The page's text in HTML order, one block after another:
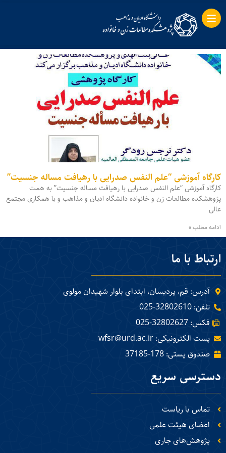
کارگاه آموزشی “علم النفس صدرایی با رهیافت مساله جنسیت”
کارگاه آموزشی “علم النفس صدرایی با رهیافت مساله جنسیت” به همت
پژوهشکده مطالعات زن و خانواده دانشگاه ادیان و مذاهب و با همکاری مجتمع
عالی
ادامه مطلب »
ارتباط با ما
آدرس: قم، پردیسان، ابتدای بلوار شهیدان مولوی
تلفن: 32802610-025
فکس: 32802627-025
پست الکترونیکی: wfsr@urd.ac.ir
صندوق پستی: 178-37185
دسترسی سریع
تماس با ریاست
اعضای هیئت علمی
پژوهش‌های جاری